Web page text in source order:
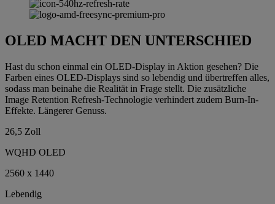
OLED MACHT DEN UNTERSCHIED
Hast du schon einmal ein OLED-Display in Aktion gesehen? Die
Farben eines OLED-Displays sind so lebendig und übertreffen alles,
sodass man beinahe die Realität in Frage stellt. Die zusätzliche
Image Retention Refresh-Technologie verhindert zudem Burn-In-
Effekte. Längerer Genuss.
26,5 Zoll
WQHD OLED
2560 x 1440
Lebendig